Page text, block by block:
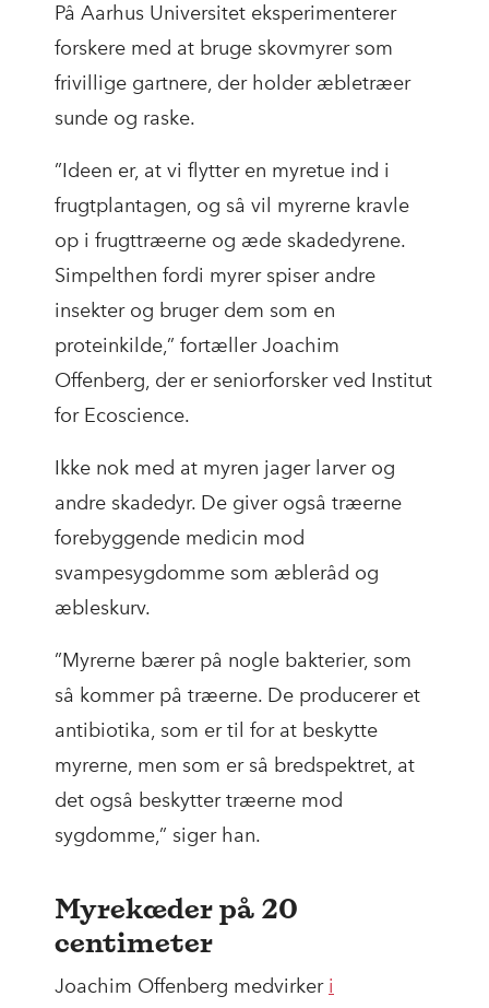
På Aarhus Universitet eksperimenterer
forskere med at bruge skovmyrer som
frivillige gartnere, der holder æbletræer
sunde og raske.
”Ideen er, at vi flytter en myretue ind i
frugtplantagen, og så vil myrerne kravle
op i frugttræerne og æde skadedyrene.
Simpelthen fordi myrer spiser andre
insekter og bruger dem som en
proteinkilde,” fortæller Joachim
Offenberg, der er seniorforsker ved Institut
for Ecoscience.
Ikke nok med at myren jager larver og
andre skadedyr. De giver også træerne
forebyggende medicin mod
svampesygdomme som æbleråd og
æbleskurv.
”Myrerne bærer på nogle bakterier, som
så kommer på træerne. De producerer et
antibiotika, som er til for at beskytte
myrerne, men som er så bredspektret, at
det også beskytter træerne mod
sygdomme,” siger han.
Myrekæder på 20
centimeter
Joachim Offenberg medvirker i